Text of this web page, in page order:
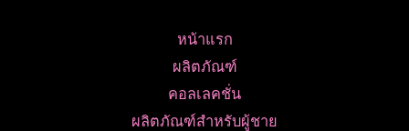
หน้าแรก
ผลิตภัณฑ์
คอลเลคชั่น
ผลิตภัณฑ์สำหรับผู้ชาย